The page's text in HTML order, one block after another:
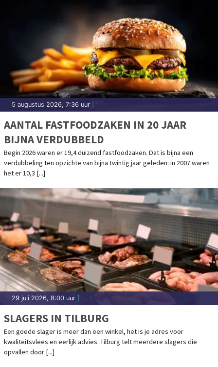
5 augustus 2026, 7:36 uur
AANTAL FASTFOODZAKEN IN 20 JAAR
BIJNA VERDUBBELD
Begin 2026 waren er 19,4 duizend fastfoodzaken. Dat is bijna een
verdubbeling ten opzichte van bijna twintig jaar geleden: in 2007 waren
het er 10,3 [...]
29 juli 2026, 8:00 uur
SLAGERS IN TILBURG
Een goede slager is meer dan een winkel, het is je adres voor
kwaliteitsvlees en eerlijk advies. Tilburg telt meerdere slagers die
opvallen door [...]